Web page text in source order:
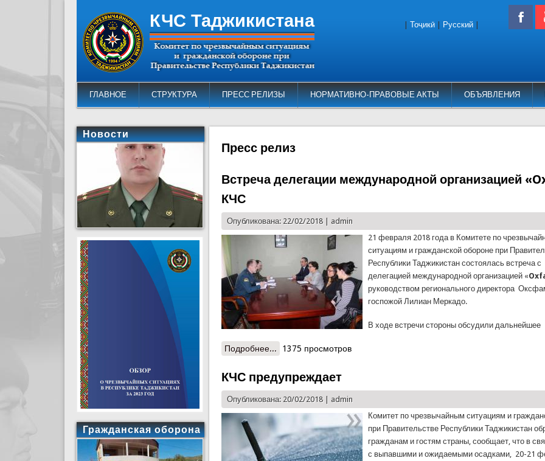
КЧС Таджикистана
ГЛАВНОЕ СТРУКТУРА ПРЕСС РЕЛИЗЫ НОРМАТИВНО-ПРАВОВЫЕ АКТЫ ОБЪЯВЛЕНИЯ
Тоҷикӣ Русский
Пресс релиз
Встреча делегации международной организацией
КЧС
Опубликована: 22/02/2018 | admin
21 февраля 2018 года в Комитете по
ситуациям и гражданской обороне при
Республики Таджикистан состоялась встреча с
делегацией международной организацией «
руководством регионального директора
госпожой Лилиан Меркадо.
В ходе встречи стороны обсудили дальнейшее
Подробнее... о Встреча делегации международной организацией «Oxfam» в КЧС
1375 просмотров
КЧС предупреждает
Опубликована: 20/02/2018 | admin
Комитет по чрезвычайным ситуациям и
при Правительстве Республики Таджикистан
гражданам и гостям страны, сообщает, что в
с выпавшими и ожидаемыми осадками, 20-21
Новости
Гражданская оборона